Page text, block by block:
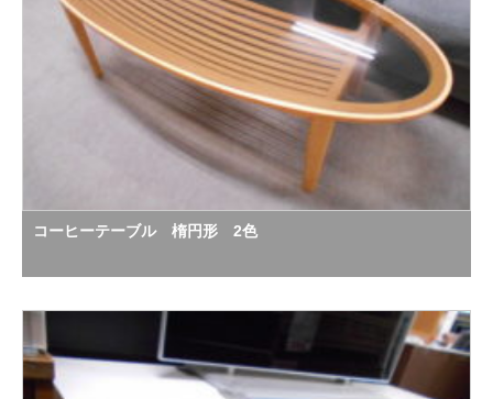
コーヒーテーブル 楕円形 2色